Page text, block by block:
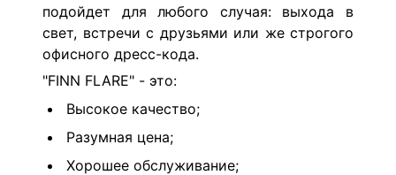
подойдет для любого случая: выхода в
свет, встречи с друзьями или же строгого
офисного дресс-кода.
"FINN FLARE" - это:
Высокое качество;
Разумная цена;
Хорошее обслуживание;